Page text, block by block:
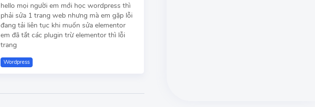
hello mọi người em mới học wordpress thì
phải sửa 1 trang web nhưng mà em gặp lỗi
đang tải liên tục khi muốn sửa elementor
em đã tắt các plugin trừ elementor thì lỗi
trang
Wordpress